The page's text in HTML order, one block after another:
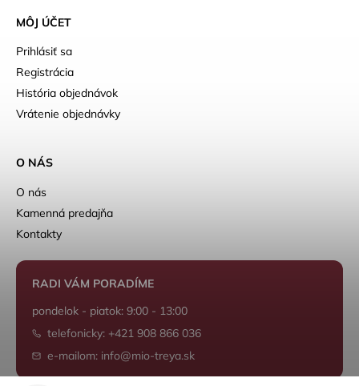
MÔJ ÚČET
Prihlásiť sa
Registrácia
História objednávok
Vrátenie objednávky
O NÁS
O nás
Kamenná predajňa
Kontakty
RADI VÁM PORADÍME
pondelok - piatok: 9:00 - 13:00
telefonicky: +421 908 866 036
e-mailom: info@mio-treya.sk